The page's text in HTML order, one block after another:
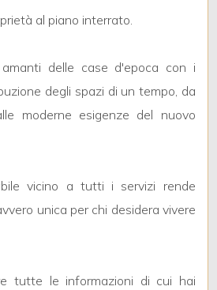
al piano interrato.
delle case d'epoca con i
degli spazi di un tempo, da
moderne esigenze del nuovo
vicino a tutti i servizi rende
unica per chi desidera vivere
tutte le informazioni di cui hai